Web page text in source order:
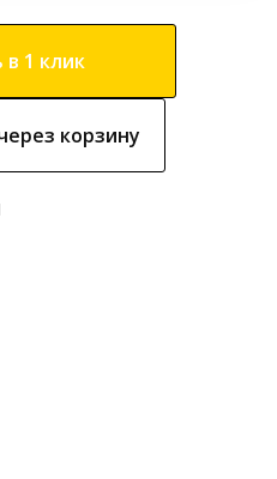
в 1 клик
корзину